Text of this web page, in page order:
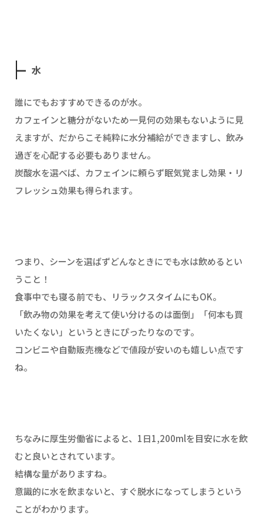
水
誰にでもおすすめできるのが水。
カフェインと糖分がないため一見何の効果もないように見
えますが、だからこそ純粋に水分補給ができますし、飲み
過ぎを心配する必要もありません。
炭酸水を選べば、カフェインに頼らず眠気覚まし効果・リ
フレッシュ効果も得られます。
つまり、シーンを選ばずどんなときにでも水は飲めるとい
うこと！
食事中でも寝る前でも、リラックスタイムにもOK。
「飲み物の効果を考えて使い分けるのは面倒」「何本も買
いたくない」というときにぴったりなのです。
コンビニや自動販売機などで値段が安いのも嬉しい点です
ね。
ちなみに厚生労働省によると、1日1,200mlを目安に水を飲
むと良いとされています。
結構な量がありますね。
意識的に水を飲まないと、すぐ脱水になってしまうという
ことがわかります。